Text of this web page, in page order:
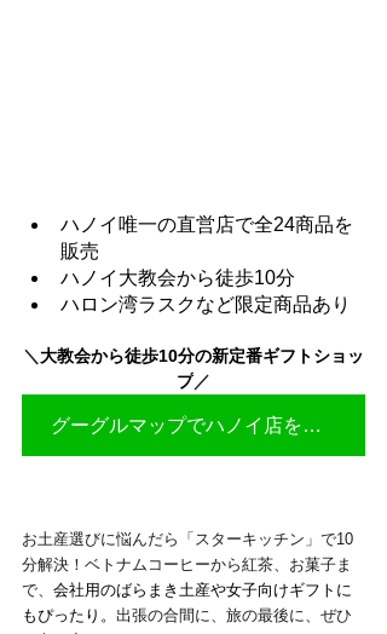
ハノイ唯一の直営店で全24商品を
販売
ハノイ大教会から徒歩10分
ハロン湾ラスクなど限定商品あり
＼大教会から徒歩10分の新定番ギフトショッ
プ／
グーグルマップでハノイ店を見る▶
お土産選びに悩んだら「スターキッチン」で10
分解決！ベトナムコーヒーから紅茶、お菓子ま
で、 会社用のばらまき土産や女子向けギフトに
もぴったり。 出張の合間に、旅の最後に、ぜひ